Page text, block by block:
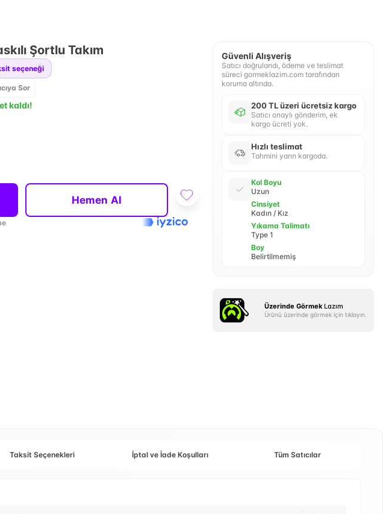
Şortlu Takım
seçeneği
Sor
kaldı!
Hemen Al
Güvenli Alışveriş
Satıcı doğrulandı, ödeme ve teslimat
süreci gormeklazim.com tarafından
koruma altında.
200 TL üzeri ücretsiz kargo
Satıcı onaylı gönderim, ek
kargo ücreti yok.
Hızlı teslimat
Tahmini yarın kargoda.
Kol Boyu
Uzun
Cinsiyet
Kadın / Kız
Yıkama Talimatı
Type 1
Boy
Belirtilmemiş
Üzerinde Görmek Lazım
Ürünü üzerinde görmek için tıklayın.
Taksit Seçenekleri İptal ve İade Koşulları Tüm Satıcılar